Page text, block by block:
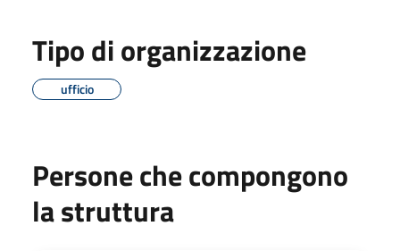
Tipo di organizzazione
ufficio
Persone che compongono
la struttura